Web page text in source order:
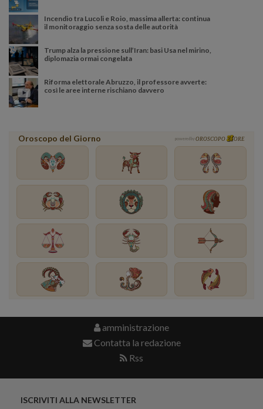
Incendio tra Lucoli e Roio, massima allerta: continua
il monitoraggio senza sosta delle autorità
Trump alza la pressione sull’Iran: basi Usa nel mirino,
diplomazia ormai congelata
Riforma elettorale Abruzzo, il professore avverte:
così le aree interne rischiano davvero
Oroscopo del Giorno powered by OROSCOPO ORE
amministrazione
Contatta la redazione
Rss
ISCRIVITI ALLA NEWSLETTER